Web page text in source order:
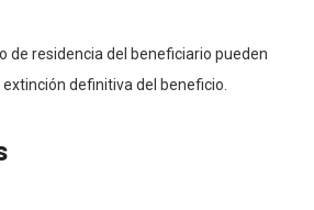
de residencia del beneficiario pueden
definitiva del beneficio.